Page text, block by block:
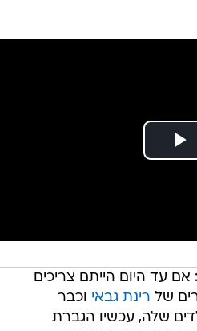
עד היום הייתם צריכים
של רינת גבאי וכבר
שלה, עכשיו הגברת